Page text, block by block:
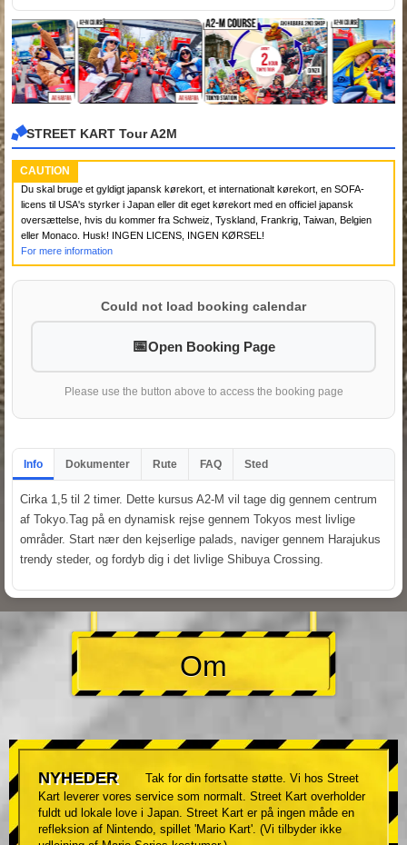
STREET KART Tour A2M
CAUTION
Du skal bruge et gyldigt japansk kørekort, et internationalt kørekort, en SOFA-
licens til USA's styrker i Japan eller dit eget kørekort med en officiel japansk
oversættelse, hvis du kommer fra Schweiz, Tyskland, Frankrig, Taiwan, Belgien
eller Monaco. Husk! INGEN LICENS, INGEN KØRSEL!
For mere information
Could not load booking calendar
Open Booking Page
Please use the button above to access the booking page
Info Dokumenter Rute FAQ Sted
Cirka 1,5 til 2 timer. Dette kursus A2-M vil tage dig gennem centrum
af Tokyo.Tag på en dynamisk rejse gennem Tokyos mest livlige
områder. Start nær den kejserlige palads, naviger gennem Harajukus
trendy steder, og fordyb dig i det livlige Shibuya Crossing.
Om
NYHEDER
Tak for din fortsatte støtte. Vi hos Street
Kart leverer vores service som normalt. Street Kart overholder
fuldt ud lokale love i Japan. Street Kart er på ingen måde en
refleksion af Nintendo, spillet 'Mario Kart'. (Vi tilbyder ikke